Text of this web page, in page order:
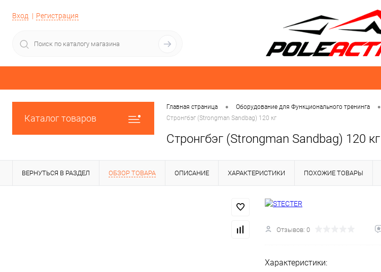
Вход Регистрация
Каталог товаров
Главная страница • Оборудование для Функционального тренинга •
Стронгбэг (Strongman Sandbag) 120 кг
Стронгбэг (Strongman Sandbag) 120 кг
ВЕРНУТЬСЯ В РАЗДЕЛ ОБЗОР ТОВАРА ОПИСАНИЕ ХАРАКТЕРИСТИКИ ПОХОЖИЕ ТОВАРЫ
Отзывов: 0
Характеристики: